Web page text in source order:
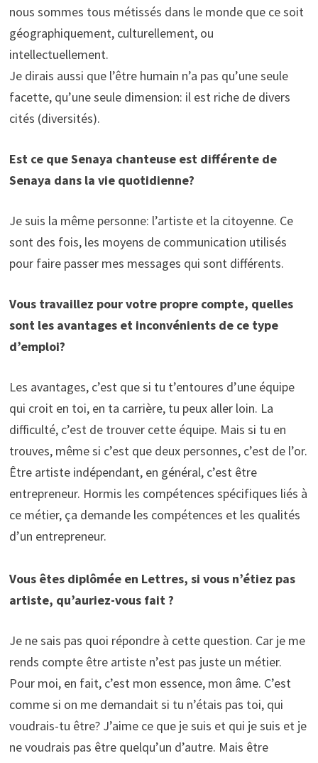
nous sommes tous métissés dans le monde que ce soit
géographiquement, culturellement, ou
intellectuellement.
Je dirais aussi que l’être humain n’a pas qu’une seule
facette, qu’une seule dimension: il est riche de divers
cités (diversités).
Est ce que Senaya chanteuse est différente de
Senaya dans la vie quotidienne?
Je suis la même personne: l’artiste et la citoyenne. Ce
sont des fois, les moyens de communication utilisés
pour faire passer mes messages qui sont différents.
Vous travaillez pour votre propre compte, quelles
sont les avantages et inconvénients de ce type
d’emploi?
Les avantages, c’est que si tu t’entoures d’une équipe
qui croit en toi, en ta carrière, tu peux aller loin. La
difficulté, c’est de trouver cette équipe. Mais si tu en
trouves, même si c’est que deux personnes, c’est de l’or.
Être artiste indépendant, en général, c’est être
entrepreneur. Hormis les compétences spécifiques liés à
ce métier, ça demande les compétences et les qualités
d’un entrepreneur.
Vous êtes diplômée en Lettres, si vous n’étiez pas
artiste, qu’auriez-vous fait ?
Je ne sais pas quoi répondre à cette question. Car je me
rends compte être artiste n’est pas juste un métier.
Pour moi, en fait, c’est mon essence, mon âme. C’est
comme si on me demandait si tu n’étais pas toi, qui
voudrais-tu être? J’aime ce que je suis et qui je suis et je
ne voudrais pas être quelqu’un d’autre. Mais être